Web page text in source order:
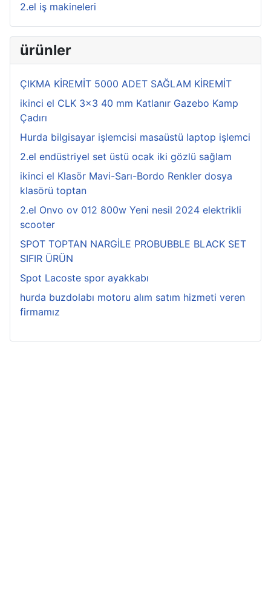
2.el iş makineleri
ürünler
ÇIKMA KİREMİT 5000 ADET SAĞLAM KİREMİT
ikinci el CLK 3x3 40 mm Katlanır Gazebo Kamp
Çadırı
Hurda bilgisayar işlemcisi masaüstü laptop işlemci
2.el endüstriyel set üstü ocak iki gözlü sağlam
ikinci el Klasör Mavi-Sarı-Bordo Renkler dosya
klasörü toptan
2.el Onvo ov 012 800w Yeni nesil 2024 elektrikli
scooter
SPOT TOPTAN NARGİLE PROBUBBLE BLACK SET
SIFIR ÜRÜN
Spot Lacoste spor ayakkabı
hurda buzdolabı motoru alım satım hizmeti veren
firmamız